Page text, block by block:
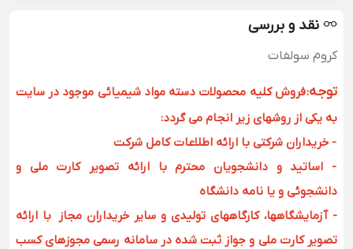
نقد و بررسی
کروم سولفات
توجه:فروش کلیه محصولات دسته مواد شیمیائی موجود در سایت
به یکی از روشهای زیر انجام می گردد:
- خریداران شرکتی با ارائه اطلاعات کامل شرکت
- اساتید و دانشجویان محترم با ارائه تصویر کارت ملی و
دانشجوئی و یا نامه دانشگاه
- آزمایشگاهها، کارگاههای تولیدی و سایر خریداران مجاز با ارائه
تصویر کارت ملی و جواز ثبت شده در سامانه رسمی مجوزهای کسب